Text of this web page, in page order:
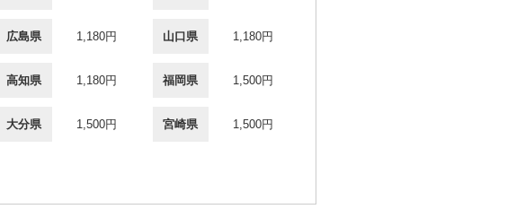
広島県 1,180円 山口県 1,180円
高知県 1,180円 福岡県 1,500円
大分県 1,500円 宮崎県 1,500円